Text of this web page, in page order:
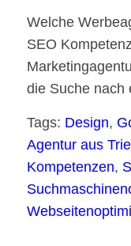
Welche
SEO
die Suche
Tags: Design,
Agentur aus
Kompetenzen,